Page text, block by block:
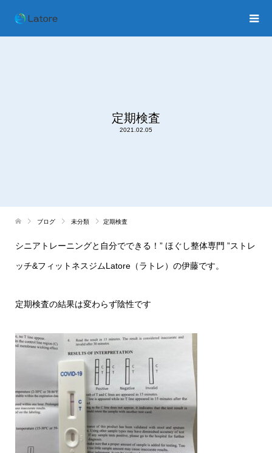
定期検査
2021.02.05
ブログ 未分類 定期検査
シニアトレーニングと自分でできる！ ” ほぐし整体専門 ”ストレ
ッチ&フィットネスジムLatore（ラトレ）の伊藤です。
定期検査の結果は変わらず陰性です